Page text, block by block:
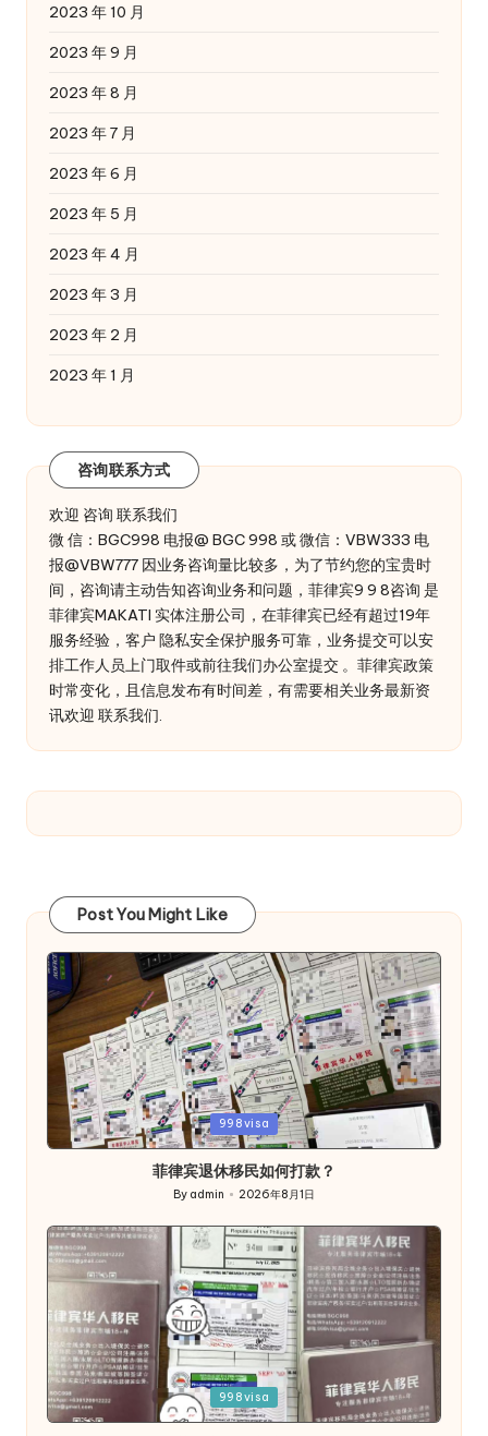
2023 年 10 月
2023 年 9 月
2023 年 8 月
2023 年 7 月
2023 年 6 月
2023 年 5 月
2023 年 4 月
2023 年 3 月
2023 年 2 月
2023 年 1 月
咨询联系方式
欢迎 咨询 联系我们
微 信：BGC998 电报@ BGC 998 或 微信：VBW333 电
报@VBW777 因业务咨询量比较多，为了节约您的宝贵时
间，咨询请主动告知咨询业务和问题，菲律宾9 9 8咨询 是
菲律宾MAKATI 实体注册公司，在菲律宾已经有超过19年
服务经验，客户 隐私安全保护服务可靠，业务提交可以安
排工作人员上门取件或前往我们办公室提交 。菲律宾政策
时常变化，且信息发布有时间差，有需要相关业务最新资
讯欢迎 联系我们.
Post You Might Like
Posted
in
998visa
菲律宾退休移民如何打款？
Posted
By admin 2026年8月1日
Posted
in
998visa